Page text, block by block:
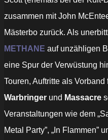
zusammen mit John
Mästerbo zurück. Als
METHANE auf unzähligen
eine Spur der Verwüstung
Touren, Auftritte als
Warbringer und Massacre
Veranstaltungen wie dem
Metal Party”, „In Flammen”